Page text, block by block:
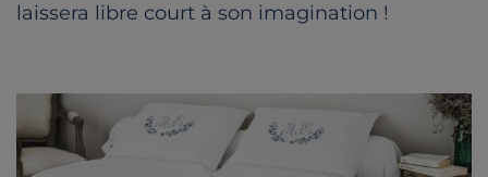
laissera libre court à son imagination !